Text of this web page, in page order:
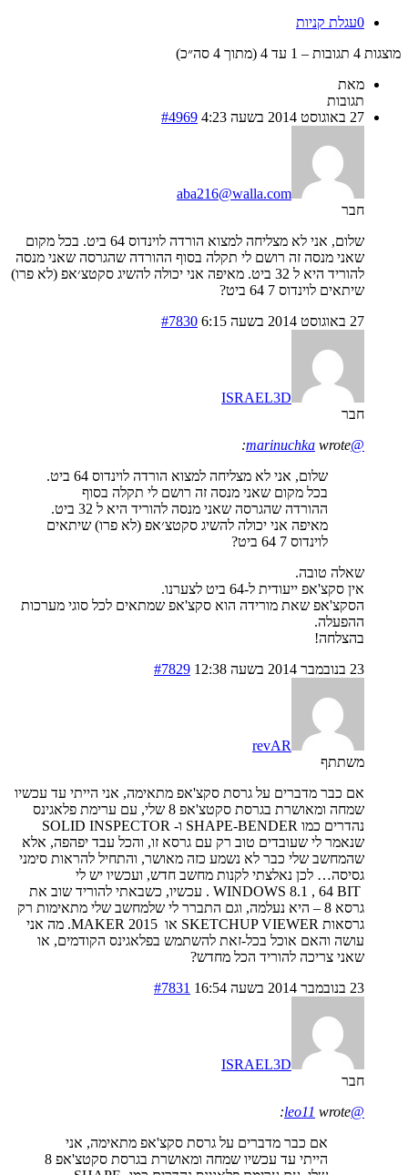
0עגלת קניות
מוצגות 4 תגובות – 1 עד 4 (מתוך 4 סה״כ)
מאת
תגובות
27 באוגוסט 2014 בשעה 4:23
#4969
aba216@walla.com
חבר
שלום, אני לא מצליחה למצוא הורדה לוינדוס 64 ביט. בכל מקום
שאני מנסה זה רושם לי תקלה בסוף ההורדה שהגרסה שאני מנסה
להוריד היא ל 32 ביט. מאיפה אני יכולה להשיג סקטצ׳אפ (לא פרו)
שיתאים לוינדוס 7 64 ביט?
27 באוגוסט 2014 בשעה 6:15
#7830
ISRAEL3D
חבר
@marinuchka
wrote:
שלום, אני לא מצליחה למצוא הורדה לוינדוס 64 ביט.
בכל מקום שאני מנסה זה רושם לי תקלה בסוף
ההורדה שהגרסה שאני מנסה להוריד היא ל 32 ביט.
מאיפה אני יכולה להשיג סקטצ׳אפ (לא פרו) שיתאים
לוינדוס 7 64 ביט?
שאלה טובה.
אין סקצ'אפ ייעודית ל-64 ביט לצערנו.
הסקצ'אפ שאת מורידה הוא סקצ'אפ שמתאים לכל סוגי מערכות
ההפעלה.
בהצלחה!
23 בנובמבר 2014 בשעה 12:38
#7829
revAR
משתתף
אם כבר מדברים על גרסת סקצ'אפ מתאימה, אני הייתי עד עכשיו
שמחה ומאושרת בגרסת סקטצ'אפ 8 שלי, עם ערימת פלאגינס
נהדרים כמו SHAPE-BENDER ו- SOLID INSPECTOR
שנאמר לי שעובדים טוב רק עם גרסא זו, והכל עבד יפהפה, אלא
שהמחשב שלי כבר לא נשמע כזה מאושר, והתחיל להראות סימני
גסיסה… לכן נאלצתי לקנות מחשב חדש, ועכשיו יש לי
WINDOWS 8.1 , 64 BIT . עכשיו, כשבאתי להוריד שוב את
גרסא 8 – היא נעלמה, וגם התברר לי שלמחשב שלי מתאימות רק
גרסאות SKETCHUP VIEWER או 2015 MAKER. מה אני
עושה והאם אוכל בכל-זאת להשתמש בפלאגינס הקודמים, או
שאני צריכה להוריד הכל מחדש?
23 בנובמבר 2014 בשעה 16:54
#7831
ISRAEL3D
חבר
@leo11
wrote:
אם כבר מדברים על גרסת סקצ'אפ מתאימה, אני
הייתי עד עכשיו שמחה ומאושרת בגרסת סקטצ'אפ 8